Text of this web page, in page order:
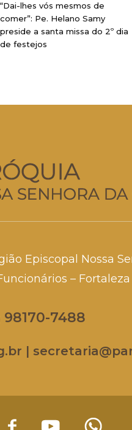
“Dai-lhes vós mesmos de
comer”: Pe. Helano Samy
preside a santa missa do 2º dia
de festejos
Episcopal Nossa
– Fortaleza
98170-7488
|